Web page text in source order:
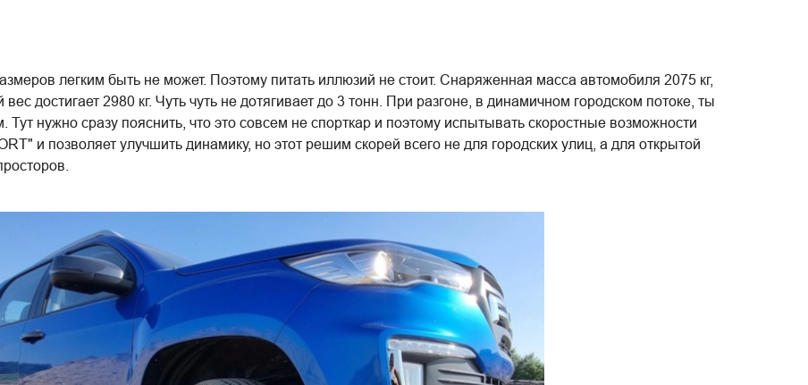
легким быть не может. Поэтому питать иллюзий не стоит. Снаряженная масса автомобиля 2075 кг,
достигает 2980 кг. Чуть чуть не дотягивает до 3 тонн. При разгоне, в динамичном городском потоке, ты
нужно сразу пояснить, что это совсем не спорткар и поэтому испытывать скоростные возможности
и позволяет улучшить динамику, но этот решим скорей всего не для городских улиц, а для открытой